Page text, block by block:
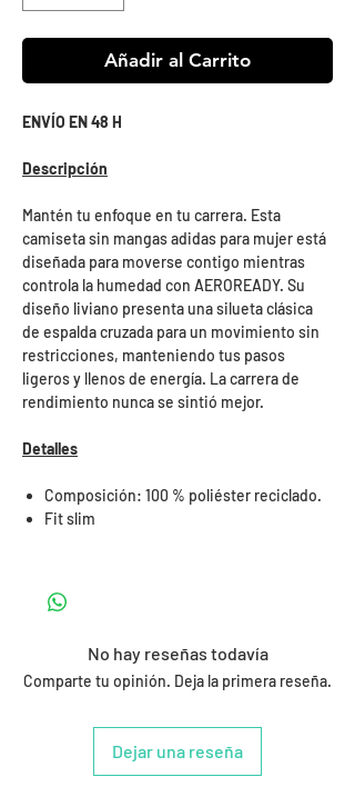
Añadir al Carrito
ENVÍO EN 48 H
Descripción
Mantén tu enfoque en tu carrera. Esta
camiseta sin mangas adidas para mujer está
diseñada para moverse contigo mientras
controla la humedad con AEROREADY. Su
diseño liviano presenta una silueta clásica
de espalda cruzada para un movimiento sin
restricciones, manteniendo tus pasos
ligeros y llenos de energía. La carrera de
rendimiento nunca se sintió mejor.
Detalles
Composición: 100 % poliéster reciclado.
Fit slim
No hay reseñas todavía
Comparte tu opinión. Deja la primera reseña.
Dejar una reseña